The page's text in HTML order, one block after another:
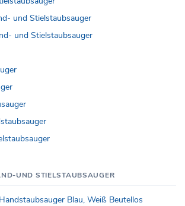
und Stielstaubsauger
und Stielstaubsauger
UND STIELSTAUBSAUGER
Blau, Weiß Beutellos